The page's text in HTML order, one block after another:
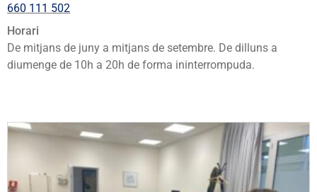
660 111 502
Horari
De mitjans de juny a mitjans de setembre. De dilluns a
diumenge de 10h a 20h de forma ininterrompuda.